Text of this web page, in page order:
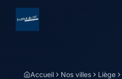
Accueil Nos villes Liège